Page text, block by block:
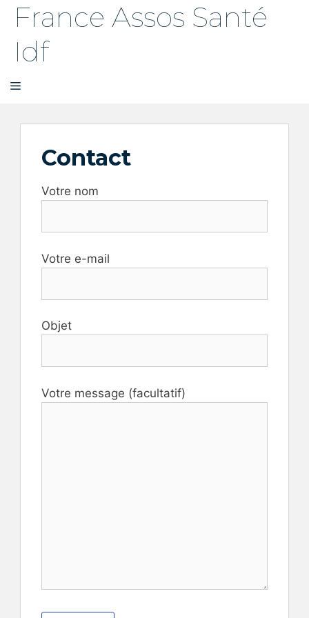
Aller
contenu
France Assos Santé
Idf
MENU
Contact
Votre nom
Votre e-mail
Objet
Votre message (facultatif)